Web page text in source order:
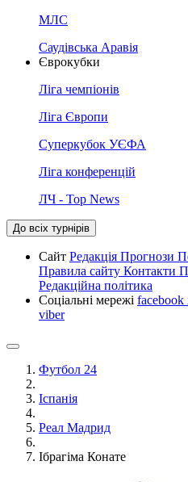
МЛС
Саудівська Аравія
Єврокубки
Ліга чемпіонів
Ліга Європи
Суперкубок УЄФА
Ліга конференцій
ЛЧ - Top News
До всіх турнірів
Сайт Редакція Прогнози
Правила сайту Контакти
Редакційна політика
Соціальні мережі facebook
viber
Футбол 24
Іспанія
Реал Мадрид
Ібрагіма Конате